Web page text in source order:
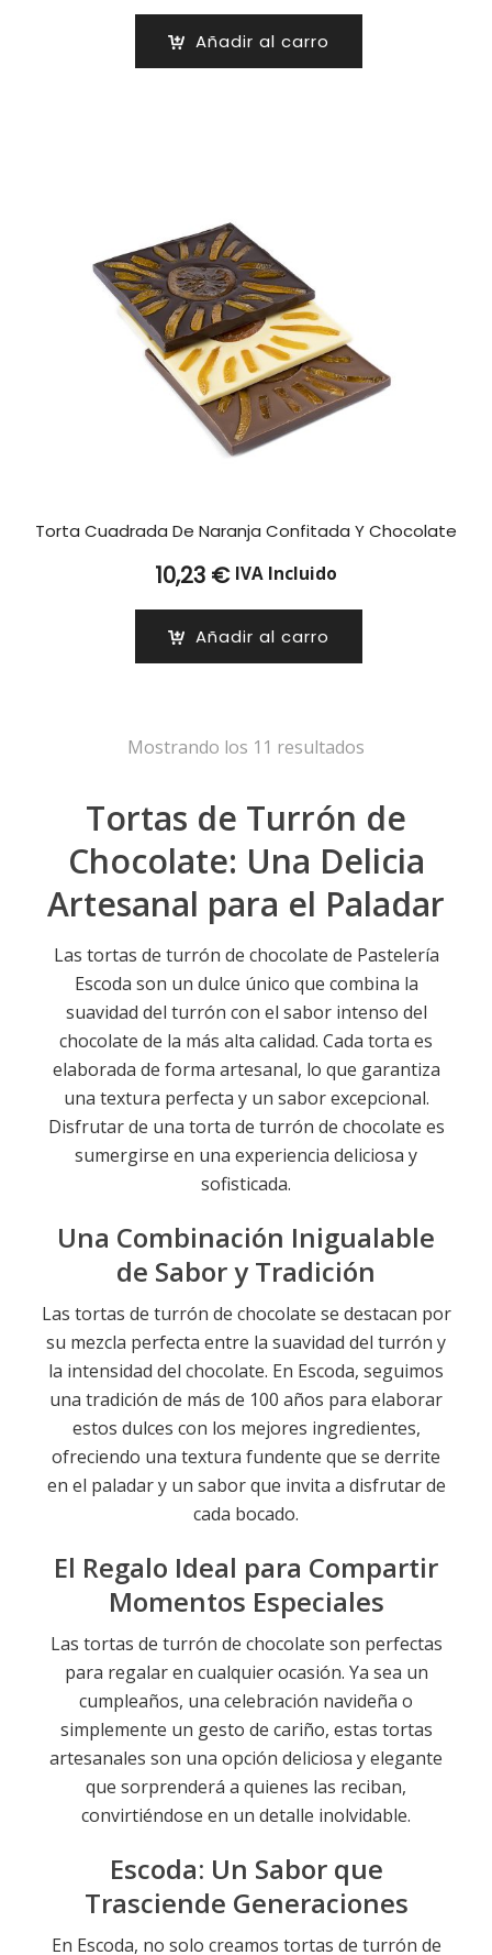
Tortas de Turrón de
Chocolate: Una Delicia
Artesanal para el Paladar
Las tortas de turrón de chocolate de Pastelería
Escoda son un dulce único que combina la
suavidad del turrón con el sabor intenso del
chocolate de la más alta calidad. Cada torta es
elaborada de forma artesanal, lo que garantiza
una textura perfecta y un sabor excepcional.
Disfrutar de una torta de turrón de chocolate es
sumergirse en una experiencia deliciosa y
sofisticada.
Una Combinación Inigualable
de Sabor y Tradición
Las tortas de turrón de chocolate se destacan por
su mezcla perfecta entre la suavidad del turrón y
la intensidad del chocolate. En Escoda, seguimos
una tradición de más de 100 años para elaborar
estos dulces con los mejores ingredientes,
ofreciendo una textura fundente que se derrite
en el paladar y un sabor que invita a disfrutar de
cada bocado.
El Regalo Ideal para Compartir
Momentos Especiales
Las tortas de turrón de chocolate son perfectas
para regalar en cualquier ocasión. Ya sea un
cumpleaños, una celebración navideña o
simplemente un gesto de cariño, estas tortas
artesanales son una opción deliciosa y elegante
que sorprenderá a quienes las reciban,
convirtiéndose en un detalle inolvidable.
Escoda: Un Sabor que
Trasciende Generaciones
En Escoda, no solo creamos tortas de turrón de
Añadir al carro
Torta Cuadrada De Naranja Confitada Y Chocolate
10,23 € IVA Incluido
Añadir al carro
Mostrando los 11 resultados